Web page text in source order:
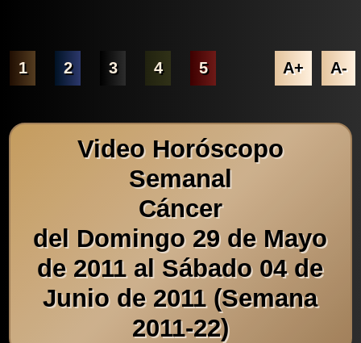
1 2 3 4 5 A+ A-
Video Horóscopo
Semanal
Cáncer
del Domingo 29 de Mayo
de 2011 al Sábado 04 de
Junio de 2011 (Semana
2011-22)